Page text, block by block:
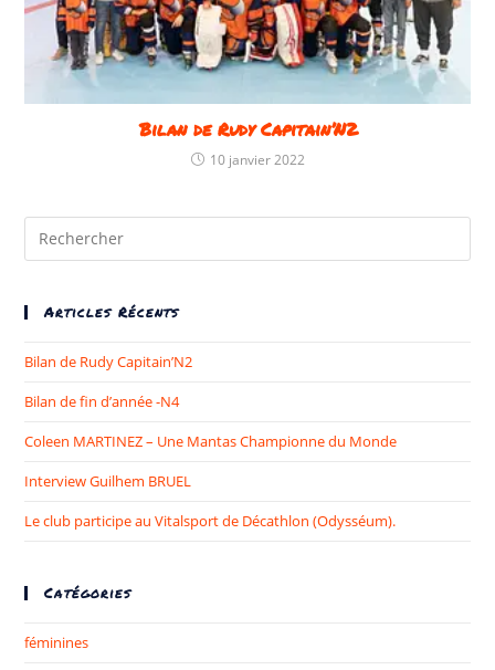
Bilan de Rudy Capitain’N2
10 janvier 2022
Articles Récents
Bilan de Rudy Capitain’N2
Bilan de fin d’année -N4
Coleen MARTINEZ – Une Mantas Championne du Monde​
Interview Guilhem BRUEL
Le club participe au Vitalsport de Décathlon (Odysséum).
Catégories
féminines